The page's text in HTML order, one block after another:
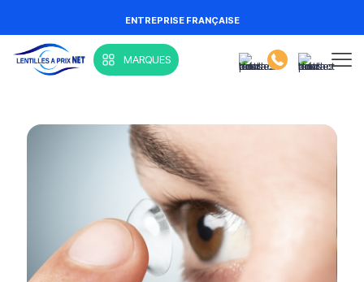
ENTREPRISE FRANÇAISE
MARQUES